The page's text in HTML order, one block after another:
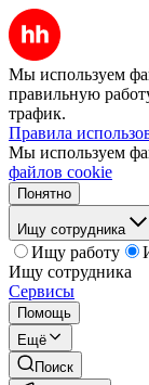
Мы используем
правильную
трафик.
Правила
Мы используем
файлов cookie
Понятно
Ищу сотрудника
Ищу работу
Ищу сотрудника
Сервисы
Помощь
Ещё
Поиск